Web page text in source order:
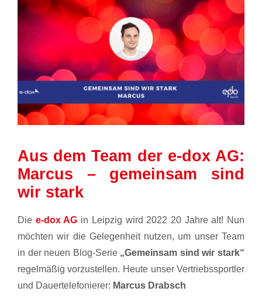
Webcasts
Team
Aus dem Team der e-dox AG:
Marcus – gemeinsam sind
wir stark
Die e-dox AG in Leipzig wird 2022 20 Jahre alt! Nun
möchten wir die Gelegenheit nutzen, um unser Team
in der neuen Blog-Serie „Gemeinsam sind wir stark“
regelmäßig vorzustellen. Heute unser Vertriebssportler
und Dauertelefonierer: Marcus Drabsch